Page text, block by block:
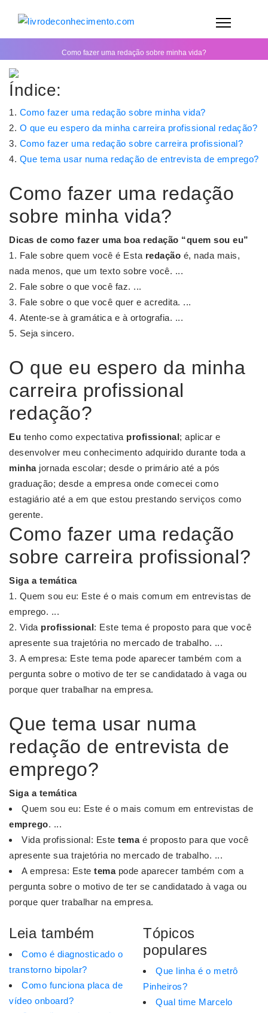
Como fazer uma redação sobre minha vida?
Índice:
Como fazer uma redação sobre minha vida?
O que eu espero da minha carreira profissional redação?
Como fazer uma redação sobre carreira profissional?
Que tema usar numa redação de entrevista de emprego?
Como fazer uma redação
sobre minha vida?
Dicas de como fazer uma boa redação “quem sou eu”
Fale sobre quem você é Esta redação é, nada mais,
nada menos, que um texto sobre você. ...
Fale sobre o que você faz. ...
Fale sobre o que você quer e acredita. ...
Atente-se à gramática e à ortografia. ...
Seja sincero.
O que eu espero da minha
carreira profissional
redação?
Eu tenho como expectativa profissional; aplicar e
desenvolver meu conhecimento adquirido durante toda a
minhajornada escolar; desde o primário até a pós
graduação; desde a empresa onde comecei como
estagiário até a em que estou prestando serviços como
gerente.
Como fazer uma redação
sobre carreira profissional?
Siga a temática
Quem sou eu: Este é o mais comum em entrevistas de
emprego. ...
Vida profissional: Este tema é proposto para que você
apresente sua trajetória no mercado de trabalho. ...
A empresa: Este tema pode aparecer também com a
pergunta sobre o motivo de ter se candidatado à vaga ou
porque quer trabalhar na empresa.
Que tema usar numa
redação de entrevista de
emprego?
Siga a temática
Quem sou eu: Este é o mais comum em entrevistas de
emprego. ...
Vida profissional: Este temaé proposto para que você
apresente sua trajetória no mercado de trabalho. ...
A empresa: Este temapode aparecer também com a
pergunta sobre o motivo de ter se candidatado à vaga ou
porque quer trabalhar na empresa.
Leia também
Como é diagnosticado o
transtorno bipolar?
Como funciona placa de
vídeo onboard?
Tópicos
populares
Que linha é o metrô
Pinheiros?
Qual time Marcelo